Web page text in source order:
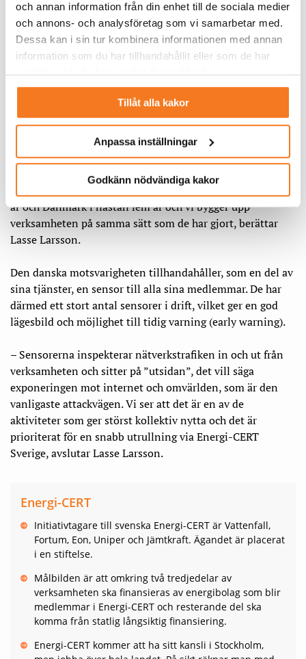
och annan information från din enhet till de sociala medier
och annons- och analysföretag som vi samarbetar med.
Dessa kan i sin tur kombinera informationen med annan
information som du har tillhandahållit eller som de har
samlat in när du har använt deras tjänster.
Tillåt alla kakor
Anpassa inställningar
Godkänn nödvändiga kakor
bakgrund inom såväl energi- som säkerhetsbranschen. Nu
inleds rekrytering av flera personer och målet är att minst
ett par nyckelpersoner till ska vara på plats under hösten.
På sikt räknar man med att ha omkring 15 anställda som
har olika koordinerande roller. Därutöver kommer man ha
expertis kontrakterade. Det kan bland annat handla om
incidenthanterare som kan hjälpa när något bolag
drabbats av cyberbrottslighet.
– Vi tittar noggrant på verksamheterna i våra grannländer
och tar lärdomar från dem. Norge har varit operativa i tio
år och Danmark i nästan fem år och vi bygger upp
verksamheten på samma sätt som de har gjort, berättar
Lasse Larsson.
Den danska motsvarigheten tillhandahåller, som en del av
sina tjänster, en sensor till alla sina medlemmar. De har
därmed ett stort antal sensorer i drift, vilket ger en god
lägesbild och möjlighet till tidig varning (early warning).
– Sensorerna inspekterar nätverkstrafiken in och ut från
verksamheten och sitter på ”utsidan”, det vill säga
exponeringen mot internet och omvärlden, som är den
vanligaste attackvägen. Vi ser att det är en av de
aktiviteter som ger störst kollektiv nytta och det är
prioriterat för en snabb utrullning via Energi-CERT
Sverige, avslutar Lasse Larsson.
Energi-CERT
Initiativtagare till svenska Energi-CERT är Vattenfall,
Fortum, Eon, Uniper och Jämtkraft. Ägandet är placerat
i en stiftelse.
Målbilden är att omkring två tredjedelar av
verksamheten ska finansieras av energibolag som blir
medlemmar i Energi-CERT och resterande del ska
komma från statlig långsiktig finansiering.
Energi-CERT kommer att ha sitt kansli i Stockholm,